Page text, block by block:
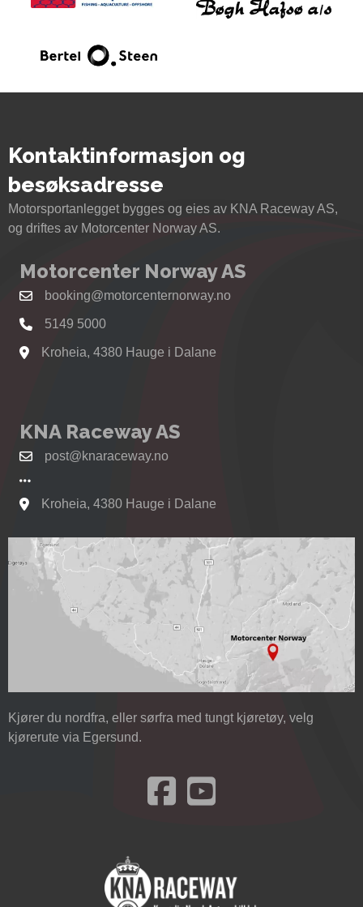
Kontaktinformasjon og
besøksadresse
Motorsportanlegget bygges og eies av KNA Raceway AS,
og driftes av Motorcenter Norway AS.
Motorcenter Norway AS
booking@motorcenternorway.no
5149 5000
Se kart til Motorcenter Norway i Sokndal
Kroheia, 4380 Hauge i Dalane
KNA Raceway AS
post@knaraceway.no
Se kart til Motorcenter Norway i Sokndal
Kroheia, 4380 Hauge i Dalane
Kjører du nordfra, eller sørfra med tungt kjøretøy, velg
kjørerute via Egersund.
Besøk oss på Facebook